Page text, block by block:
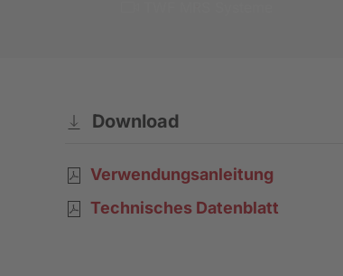
Download
Verwendungsanleitung
Technisches Datenblatt